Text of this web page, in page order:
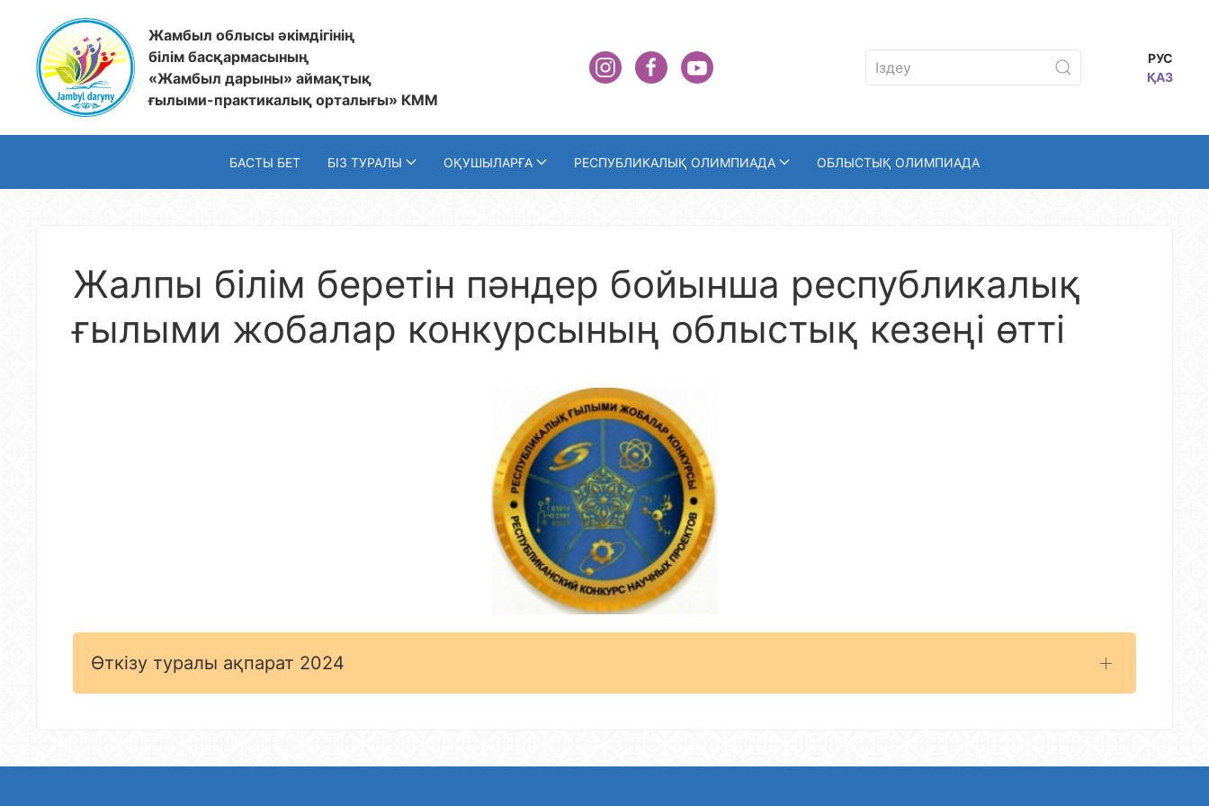
Жамбыл облысы әкімдігінің
білім басқармасының
«Жамбыл дарыны» аймақтық
ғылыми-практикалық орталығы» КММ
РУС
ҚАЗ
БАСТЫ БЕТ БІЗ ТУРАЛЫ ОҚУШЫЛАРҒА РЕСПУБЛИКАЛЫҚ ОЛИМПИАДА ОБЛЫСТЫҚ ОЛИМПИАДА
Жалпы білім беретін пәндер бойынша республикалық
ғылыми жобалар конкурсының облыстық кезеңі өтті
Өткізу туралы ақпарат 2024